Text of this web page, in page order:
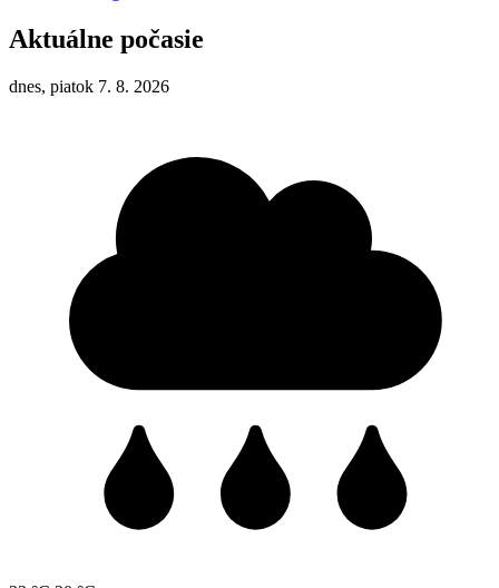
Aktuálne počasie
dnes, piatok 7. 8. 2026